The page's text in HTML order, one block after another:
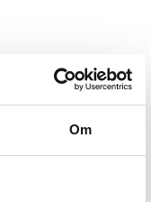
Om